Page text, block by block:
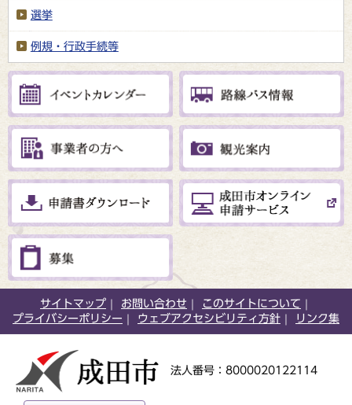
選挙
例規・行政手続等
サイトマップ お問い合わせ
このサイトについて
プライバシーポリシー
ウェブアクセシビリティ方針 リンク集
法人番号：8000020122114